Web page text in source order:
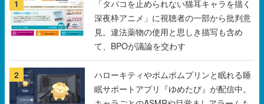
1
「タバコを止められない猫耳キャラを描く
深夜枠アニメ」に視聴者の一部から批判意
見。違法薬物の使用と思しき描写も含め
て、BPOが議論を交わす
2
ハローキティやポムポムプリンと眠れる睡
眠サポートアプリ『ゆめたび』が配信中。